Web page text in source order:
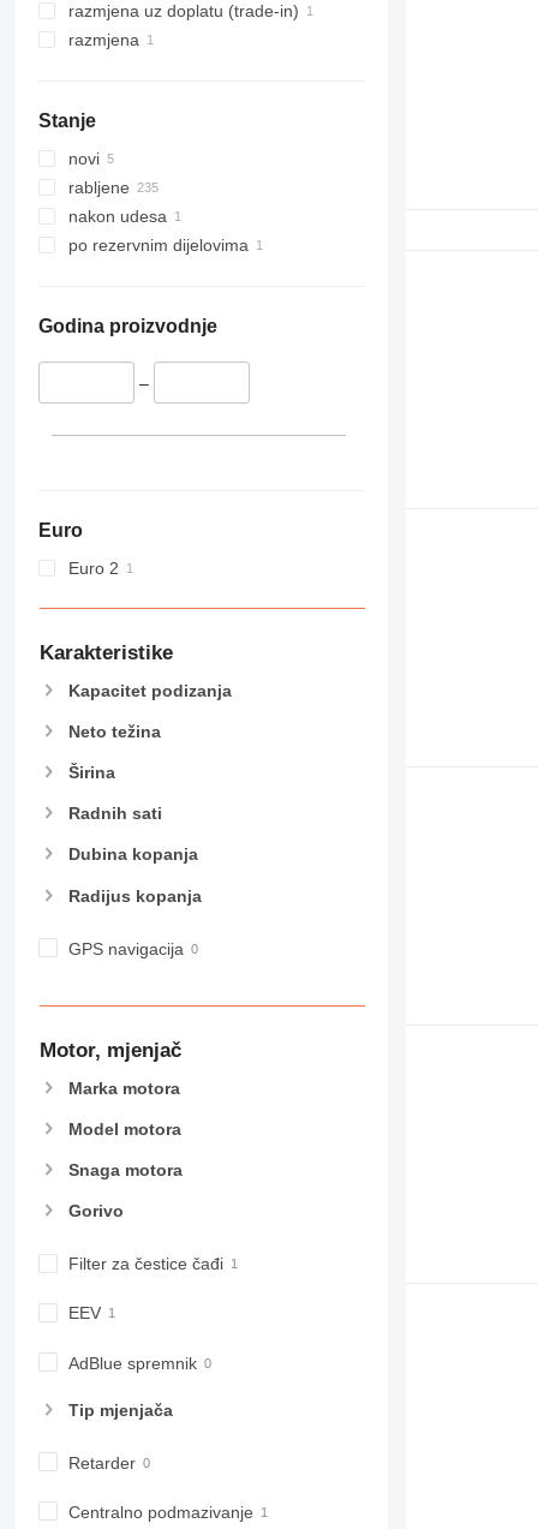
razmjena uz doplatu (trade-in)
razmjena
Stanje
novi
rabljene
nakon udesa
po rezervnim dijelovima
Godina proizvodnje
–
Euro
Euro 2
Karakteristike
Kapacitet podizanja
Neto težina
Širina
Radnih sati
Dubina kopanja
Radijus kopanja
GPS navigacija
Motor, mjenjač
Marka motora
Model motora
Snaga motora
Gorivo
Filter za čestice čađi
EEV
AdBlue spremnik
Tip mјenjača
Retarder
Centralno podmazivanje